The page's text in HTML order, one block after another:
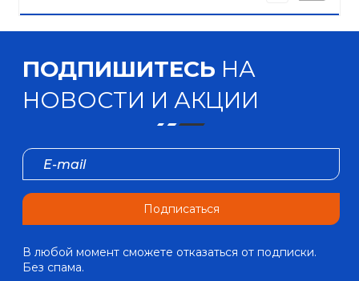
ПОДПИШИТЕСЬ НА
НОВОСТИ И АКЦИИ
Подписаться
В любой момент сможете отказаться от подписки.
Без спама.